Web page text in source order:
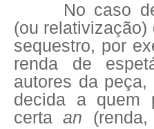
No caso
(ou
sequestro, por
renda de
autores da
decida a quem
certaan